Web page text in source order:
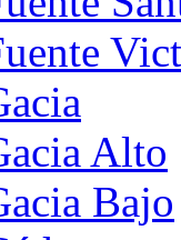
Alto
Bajo